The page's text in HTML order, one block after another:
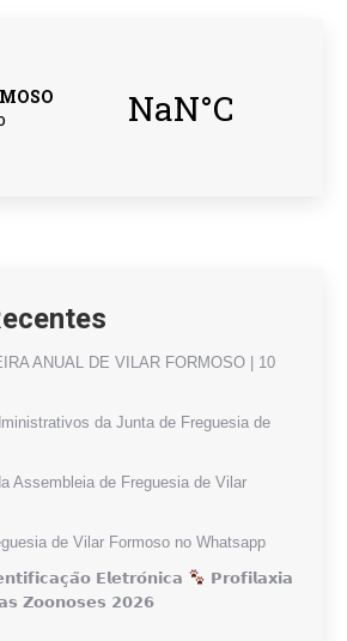
ANUAL DE VILAR FORMOSO | 10
da Junta de Freguesia de
Assembleia de Freguesia de Vilar
de Vilar Formoso no Whatsapp
𝗘𝗹𝗲𝘁𝗿𝗼́𝗻𝗶𝗰𝗮
𝗣𝗿𝗼𝗳𝗶𝗹𝗮𝘅𝗶𝗮
𝗭𝗼𝗼𝗻𝗼𝘀𝗲𝘀 𝟮𝟬𝟮𝟲